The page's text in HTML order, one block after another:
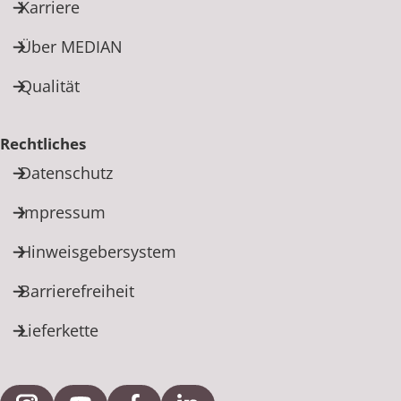
Karriere
Über MEDIAN
Qualität
Rechtliches
Datenschutz
Impressum
Hinweisgebersystem
Barrierefreiheit
Lieferkette